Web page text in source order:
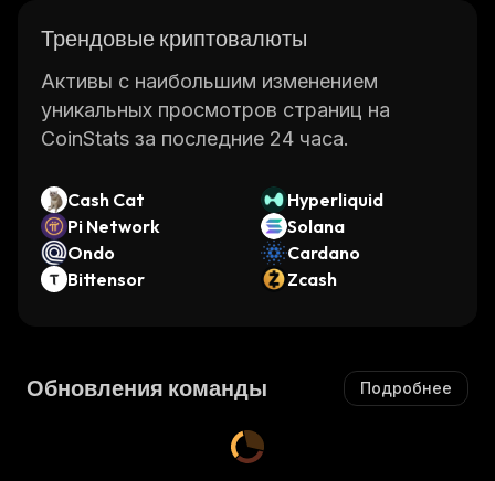
Трендовые криптовалюты
Активы с наибольшим изменением
уникальных просмотров страниц на
CoinStats за последние 24 часа.
Cash Cat
Hyperliquid
Pi Network
Solana
Ondo
Cardano
Bittensor
Zcash
Обновления команды Подробнее